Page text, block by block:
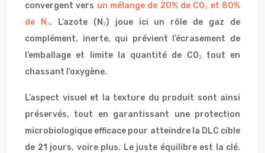
convergent vers un mélange de 20% de CO₂ et 80%
de N₂. L’azote (N₂) joue ici un rôle de gaz de
complément, inerte, qui prévient l’écrasement de
l’emballage et limite la quantité de CO₂ tout en
chassant l’oxygène.
L’aspect visuel et la texture du produit sont ainsi
préservés, tout en garantissant une protection
microbiologique efficace pour atteindre la DLC cible
de 21 jours, voire plus. Le juste équilibre est la clé.